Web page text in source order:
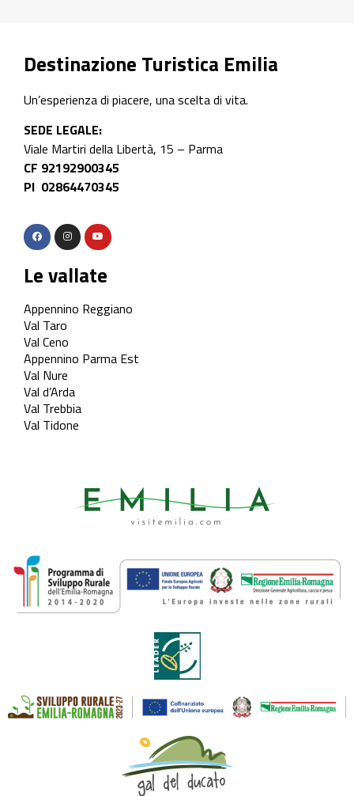
Destinazione Turistica Emilia
Un’esperienza di piacere, una scelta di vita.
SEDE LEGALE:
Viale Martiri della Libertà, 15 – Parma
CF 92192900345
PI 02864470345
Le vallate
Appennino Reggiano
Val Taro
Val Ceno
Appennino Parma Est
Val Nure
Val d’Arda
Val Trebbia
Val Tidone